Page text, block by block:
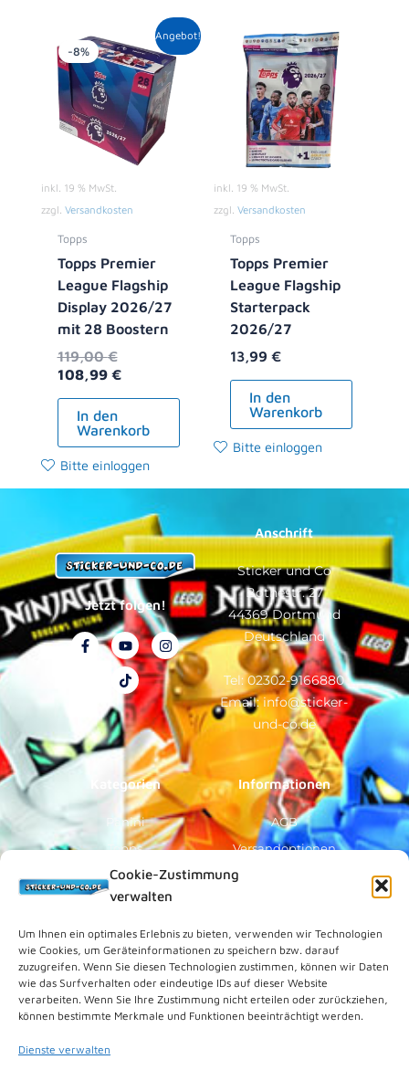
Cookie-Zustimmung
verwalten
Um Ihnen ein optimales Erlebnis zu bieten, verwenden wir Technologien
wie Cookies, um Geräteinformationen zu speichern bzw. darauf
zuzugreifen. Wenn Sie diesen Technologien zustimmen, können wir Daten
wie das Surfverhalten oder eindeutige IDs auf dieser Website
verarbeiten. Wenn Sie Ihre Zustimmung nicht erteilen oder zurückziehen,
können bestimmte Merkmale und Funktionen beeinträchtigt werden.
Dienste verwalten
Angebot!
-8%
inkl. 19 % MwSt.
zzgl. Versandkosten
Topps
Topps Premier
League Flagship
Display 2026/27
mit 28 Boostern
119,00€
Ursprünglicher
Preis
war:
119,00 €
108,99 €
Aktueller
Preis
ist:
108,99 €.
In den
Warenkorb
Bitte einloggen
inkl. 19 % MwSt.
zzgl. Versandkosten
Topps
Topps Premier
League Flagship
Starterpack
2026/27
13,99 €
In den
Warenkorb
Bitte einloggen
Jetzt folgen!
F
a
k
-
f
Y
o
u
t
u
b
e
I
n
s
t
a
g
r
a
m
T
i
k
t
o
k
Anschrift
Sticker und Co
Bothestr. 27
44369 Dortmund
Deutschland
Tel: 02302-9166880
Email: info@sticker-
und-co.de
Kategorien
Panini
Topps
Blue Ocean
Sammelfiguren
Vorverkauf
Informationen
AGB
Versandoptionen
Zahlungsoptionen
Über Uns
Rechtliches
Kundenkonto
Datenschutz